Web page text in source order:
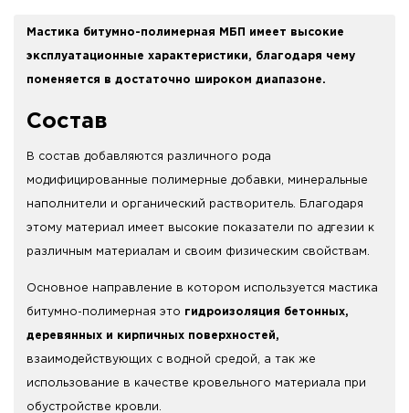
Мастика битумно-полимерная МБП имеет высокие
эксплуатационные характеристики, благодаря чему
поменяется в достаточно широком диапазоне.
Состав
В состав добавляются различного рода
модифицированные полимерные добавки, минеральные
наполнители и органический растворитель. Благодаря
этому материал имеет высокие показатели по адгезии к
различным материалам и своим физическим свойствам.
Основное направление в котором используется мастика
битумно-полимерная это гидроизоляция бетонных,
деревянных и кирпичных поверхностей,
взаимодействующих с водной средой, а так же
использование в качестве кровельного материала при
обустройстве кровли.